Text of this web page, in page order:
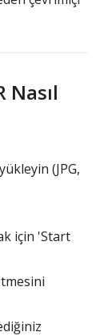
Nasıl
(JPG,
için 'Start